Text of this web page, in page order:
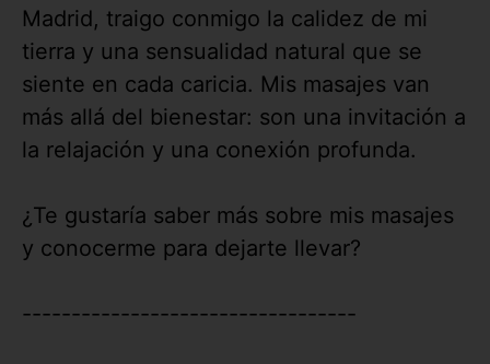
Madrid, traigo conmigo la calidez de mi
tierra y una sensualidad natural que se
siente en cada caricia. Mis masajes van
más allá del bienestar: son una invitación a
la relajación y una conexión profunda.
¿Te gustaría saber más sobre mis masajes
y conocerme para dejarte llevar?
----------------------------------